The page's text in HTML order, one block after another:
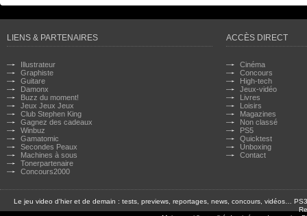
LIENS & PARTENAIRES
Illustrateur
Graphiste
Guitare
Damonx
Buzz du moment!
Jeux Jeux Jeux
Club Stephen King
Gagnez des cadeaux
Winbuz
Gamatomic
Secondes Peaux
Machines à sous
Tonerpartenaire
Concours2000
ACCÈS DIRECT
Cinéma
Concours
High-tech
Jeux-vidéo
Livres
Loisirs
Magazines
Non classé
PS5
Quicktest
Unboxing
Contact
Le jeu video d'hier et de demain : tests, previews, reportages, news, concours, vidéos…